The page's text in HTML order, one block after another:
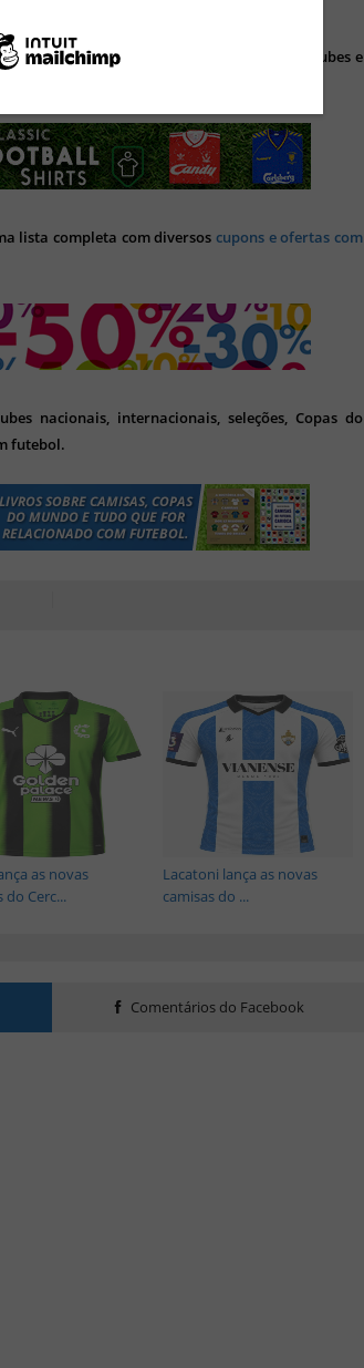
acervo de camisas originais de futebol ( clubes e
inteiro.
lista completa com diversoscupons e ofertas com
nacionais, internacionais, seleções, Copas do
futebol.
Lacatoni lança as novas
camisas do ...
as novas
do Cerc...
Comentários do Facebook